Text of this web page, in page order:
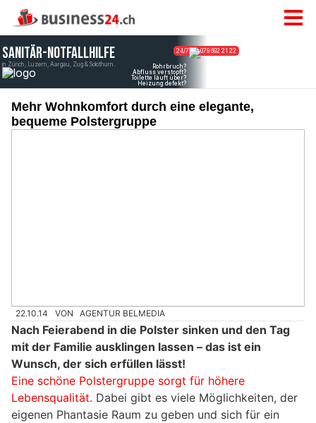
Mehr Wohnkomfort durch eine elegante,
bequeme Polstergruppe
22.10.14 VON AGENTUR BELMEDIA
Nach Feierabend in die Polster sinken und den Tag
mit der Familie ausklingen lassen – das ist ein
Wunsch, der sich erfüllen lässt!
Eine schöne Polstergruppe sorgt für höhere
Lebensqualität. Dabei gibt es viele Möglichkeiten, der
eigenen Phantasie Raum zu geben und sich für ein